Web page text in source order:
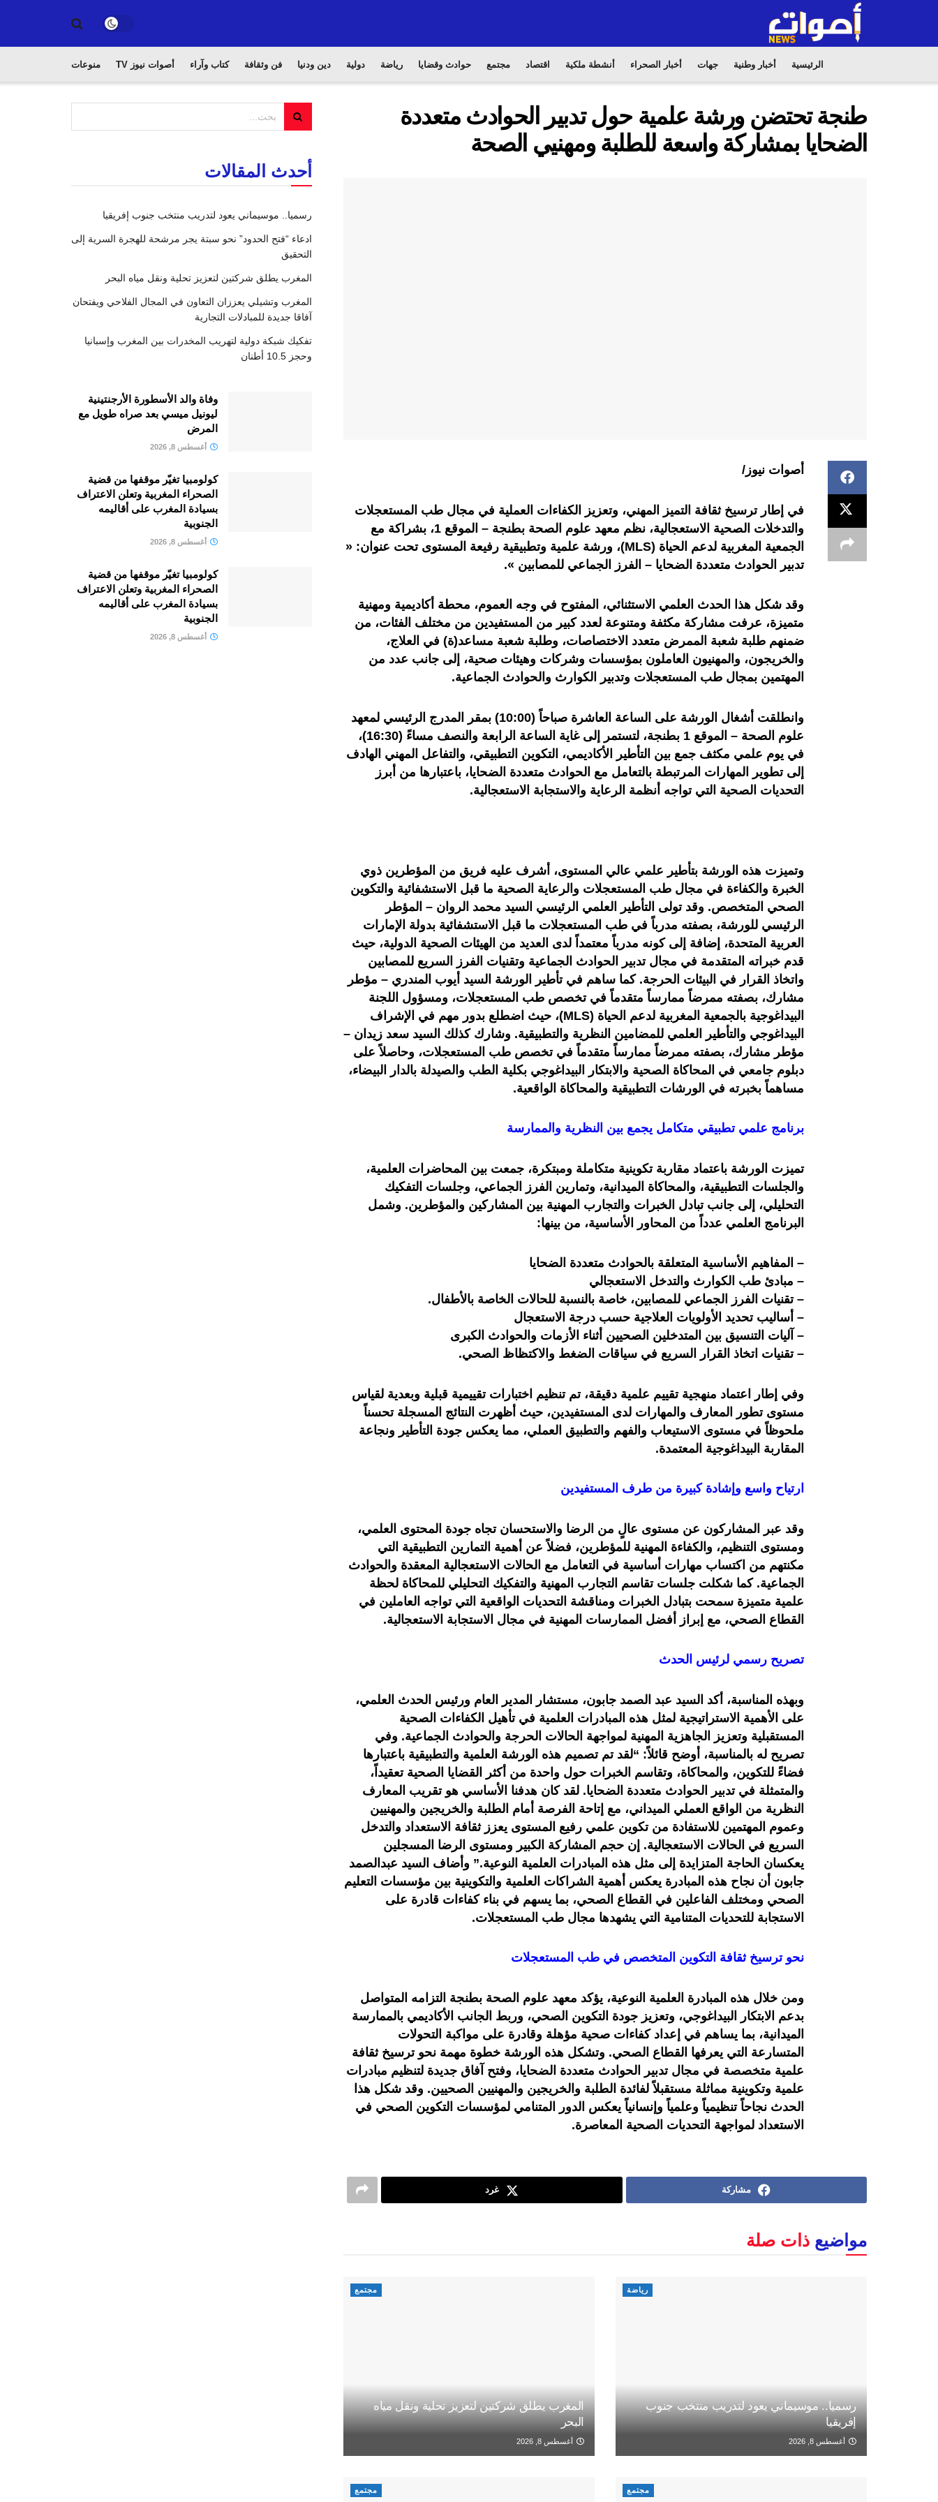
الرئيسية أخبار وطنية جهات أخبار الصحراء أنشطة ملكية اقتصاد مجتمع حوادث وقضايا رياضة دولية دين ودنيا فن وثقافة كتاب وآراء أصوات نيوز TV منوعات
طنجة تحتضن ورشة علمية حول تدبير الحوادث متعددة
الضحايا بمشاركة واسعة للطلبة ومهنيي الصحة
أصوات نيوز/
في إطار ترسيخ ثقافة التميز المهني، وتعزيز الكفاءات العملية في مجال طب المستعجلات
والتدخلات الصحية الاستعجالية، نظم معهد علوم الصحة بطنجة – الموقع 1، بشراكة مع
الجمعية المغربية لدعم الحياة (MLS)، ورشة علمية وتطبيقية رفيعة المستوى تحت عنوان: «
تدبير الحوادث متعددة الضحايا – الفرز الجماعي للمصابين ».
وقد شكل هذا الحدث العلمي الاستثنائي، المفتوح في وجه العموم، محطة أكاديمية ومهنية
متميزة، عرفت مشاركة مكثفة ومتنوعة لعدد كبير من المستفيدين من مختلف الفئات، من
ضمنهم طلبة شعبة الممرض متعدد الاختصاصات، وطلبة شعبة مساعد(ة) في العلاج،
والخريجون، والمهنيون العاملون بمؤسسات وشركات وهيئات صحية، إلى جانب عدد من
المهتمين بمجال طب المستعجلات وتدبير الكوارث والحوادث الجماعية.
وانطلقت أشغال الورشة على الساعة العاشرة صباحاً (10:00) بمقر المدرج الرئيسي لمعهد
علوم الصحة – الموقع 1 بطنجة، لتستمر إلى غاية الساعة الرابعة والنصف مساءً (16:30)،
في يوم علمي مكثف جمع بين التأطير الأكاديمي، التكوين التطبيقي، والتفاعل المهني الهادف
إلى تطوير المهارات المرتبطة بالتعامل مع الحوادث متعددة الضحايا، باعتبارها من أبرز
التحديات الصحية التي تواجه أنظمة الرعاية والاستجابة الاستعجالية.
وتميزت هذه الورشة بتأطير علمي عالي المستوى، أشرف عليه فريق من المؤطرين ذوي
الخبرة والكفاءة في مجال طب المستعجلات والرعاية الصحية ما قبل الاستشفائية والتكوين
الصحي المتخصص. وقد تولى التأطير العلمي الرئيسي السيد محمد الروان – المؤطر
الرئيسي للورشة، بصفته مدرباً في طب المستعجلات ما قبل الاستشفائية بدولة الإمارات
العربية المتحدة، إضافة إلى كونه مدرباً معتمداً لدى العديد من الهيئات الصحية الدولية، حيث
قدم خبراته المتقدمة في مجال تدبير الحوادث الجماعية وتقنيات الفرز السريع للمصابين
واتخاذ القرار في البيئات الحرجة. كما ساهم في تأطير الورشة السيد أيوب المندري – مؤطر
مشارك، بصفته ممرضاً ممارساً متقدماً في تخصص طب المستعجلات، ومسؤول اللجنة
البيداغوجية بالجمعية المغربية لدعم الحياة (MLS)، حيث اضطلع بدور مهم في الإشراف
البيداغوجي والتأطير العلمي للمضامين النظرية والتطبيقية. وشارك كذلك السيد سعد زيدان –
مؤطر مشارك، بصفته ممرضاً ممارساً متقدماً في تخصص طب المستعجلات، وحاصلاً على
دبلوم جامعي في المحاكاة الصحية والابتكار البيداغوجي بكلية الطب والصيدلة بالدار البيضاء،
مساهماً بخبرته في الورشات التطبيقية والمحاكاة الواقعية.
برنامج علمي تطبيقي متكامل يجمع بين النظرية والممارسة
تميزت الورشة باعتماد مقاربة تكوينية متكاملة ومبتكرة، جمعت بين المحاضرات العلمية،
والجلسات التطبيقية، والمحاكاة الميدانية، وتمارين الفرز الجماعي، وجلسات التفكيك
التحليلي، إلى جانب تبادل الخبرات والتجارب المهنية بين المشاركين والمؤطرين. وشمل
البرنامج العلمي عدداً من المحاور الأساسية، من بينها:
– المفاهيم الأساسية المتعلقة بالحوادث متعددة الضحايا
– مبادئ طب الكوارث والتدخل الاستعجالي
– تقنيات الفرز الجماعي للمصابين، خاصة بالنسبة للحالات الخاصة بالأطفال.
– أساليب تحديد الأولويات العلاجية حسب درجة الاستعجال
– آليات التنسيق بين المتدخلين الصحيين أثناء الأزمات والحوادث الكبرى
– تقنيات اتخاذ القرار السريع في سياقات الضغط والاكتظاظ الصحي.
وفي إطار اعتماد منهجية تقييم علمية دقيقة، تم تنظيم اختبارات تقييمية قبلية وبعدية لقياس
مستوى تطور المعارف والمهارات لدى المستفيدين، حيث أظهرت النتائج المسجلة تحسناً
ملحوظاً في مستوى الاستيعاب والفهم والتطبيق العملي، مما يعكس جودة التأطير ونجاعة
المقاربة البيداغوجية المعتمدة.
ارتياح واسع وإشادة كبيرة من طرف المستفيدين
وقد عبر المشاركون عن مستوى عالٍ من الرضا والاستحسان تجاه جودة المحتوى العلمي،
ومستوى التنظيم، والكفاءة المهنية للمؤطرين، فضلاً عن أهمية التمارين التطبيقية التي
مكنتهم من اكتساب مهارات أساسية في التعامل مع الحالات الاستعجالية المعقدة والحوادث
الجماعية. كما شكلت جلسات تقاسم التجارب المهنية والتفكيك التحليلي للمحاكاة لحظة
علمية متميزة سمحت بتبادل الخبرات ومناقشة التحديات الواقعية التي تواجه العاملين في
القطاع الصحي، مع إبراز أفضل الممارسات المهنية في مجال الاستجابة الاستعجالية.
تصريح رسمي لرئيس الحدث
وبهذه المناسبة، أكد السيد عبد الصمد جابون، مستشار المدير العام ورئيس الحدث العلمي،
على الأهمية الاستراتيجية لمثل هذه المبادرات العلمية في تأهيل الكفاءات الصحية
المستقبلية وتعزيز الجاهزية المهنية لمواجهة الحالات الحرجة والحوادث الجماعية. وفي
تصريح له بالمناسبة، أوضح قائلاً: “لقد تم تصميم هذه الورشة العلمية والتطبيقية باعتبارها
فضاءً للتكوين، والمحاكاة، وتقاسم الخبرات حول واحدة من أكثر القضايا الصحية تعقيداً،
والمتمثلة في تدبير الحوادث متعددة الضحايا. لقد كان هدفنا الأساسي هو تقريب المعارف
النظرية من الواقع العملي الميداني، مع إتاحة الفرصة أمام الطلبة والخريجين والمهنيين
وعموم المهتمين للاستفادة من تكوين علمي رفيع المستوى يعزز ثقافة الاستعداد والتدخل
السريع في الحالات الاستعجالية. إن حجم المشاركة الكبير ومستوى الرضا المسجلين
يعكسان الحاجة المتزايدة إلى مثل هذه المبادرات العلمية النوعية.” وأضاف السيد عبدالصمد
جابون أن نجاح هذه المبادرة يعكس أهمية الشراكات العلمية والتكوينية بين مؤسسات التعليم
الصحي ومختلف الفاعلين في القطاع الصحي، بما يسهم في بناء كفاءات قادرة على
الاستجابة للتحديات المتنامية التي يشهدها مجال طب المستعجلات.
نحو ترسيخ ثقافة التكوين المتخصص في طب المستعجلات
ومن خلال هذه المبادرة العلمية النوعية، يؤكد معهد علوم الصحة بطنجة التزامه المتواصل
بدعم الابتكار البيداغوجي، وتعزيز جودة التكوين الصحي، وربط الجانب الأكاديمي بالممارسة
الميدانية، بما يساهم في إعداد كفاءات صحية مؤهلة وقادرة على مواكبة التحولات
المتسارعة التي يعرفها القطاع الصحي. وتشكل هذه الورشة خطوة مهمة نحو ترسيخ ثقافة
علمية متخصصة في مجال تدبير الحوادث متعددة الضحايا، وفتح آفاق جديدة لتنظيم مبادرات
علمية وتكوينية مماثلة مستقبلاً لفائدة الطلبة والخريجين والمهنيين الصحيين. وقد شكل هذا
الحدث نجاحاً تنظيمياً وعلمياً وإنسانياً يعكس الدور المتنامي لمؤسسات التكوين الصحي في
الاستعداد لمواجهة التحديات الصحية المعاصرة.
مشاركة غرد
مواضيع ذات صلة
رياضة
رسميا.. موسيماني يعود لتدريب منتخب جنوب
إفريقيا
أغسطس 8, 2026
مجتمع
المغرب يطلق شركتين لتعزيز تحلية ونقل مياه
البحر
أغسطس 8, 2026
مجتمع مجتمع
أحدث المقالات
رسميا.. موسيماني يعود لتدريب منتخب جنوب إفريقيا
ادعاء “فتح الحدود” نحو سبتة يجر مرشحة للهجرة السرية إلى
التحقيق
المغرب يطلق شركتين لتعزيز تحلية ونقل مياه البحر
المغرب وتشيلي يعززان التعاون في المجال الفلاحي ويفتحان
آفاقا جديدة للمبادلات التجارية
تفكيك شبكة دولية لتهريب المخدرات بين المغرب وإسبانيا
وحجز 10.5 أطنان
وفاة والد الأسطورة الأرجنتينية
ليونيل ميسي بعد صراه طويل مع
المرض
أغسطس 8, 2026
كولومبيا تغيّر موقفها من قضية
الصحراء المغربية وتعلن الاعتراف
بسيادة المغرب على أقاليمه
الجنوبية
أغسطس 8, 2026
كولومبيا تغيّر موقفها من قضية
الصحراء المغربية وتعلن الاعتراف
بسيادة المغرب على أقاليمه
الجنوبية
أغسطس 8, 2026